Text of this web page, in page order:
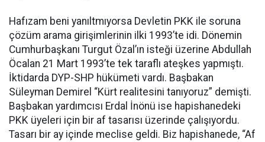
Hafızam beni yanıltmıyorsa Devletin PKK ile soruna
çözüm arama girişimlerinin ilki 1993’te idi. Dönemin
Cumhurbaşkanı Turgut Özal’ın isteği üzerine Abdullah
Öcalan 21 Mart 1993’te tek taraflı ateşkes yapmıştı.
İktidarda DYP-SHP hükümeti vardı. Başbakan
Süleyman Demirel “Kürt realitesini tanıyoruz” demişti.
Başbakan yardımcısı Erdal İnönü ise hapishanedeki
PKK üyeleri için bir af tasarısı üzerinde çalışıyordu.
Tasarı bir ay içinde meclise geldi. Biz hapishanede, “Af